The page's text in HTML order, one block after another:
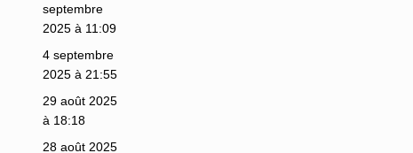
septembre
2025 à 11:09
4 septembre
2025 à 21:55
29 août 2025
à 18:18
28 août 2025